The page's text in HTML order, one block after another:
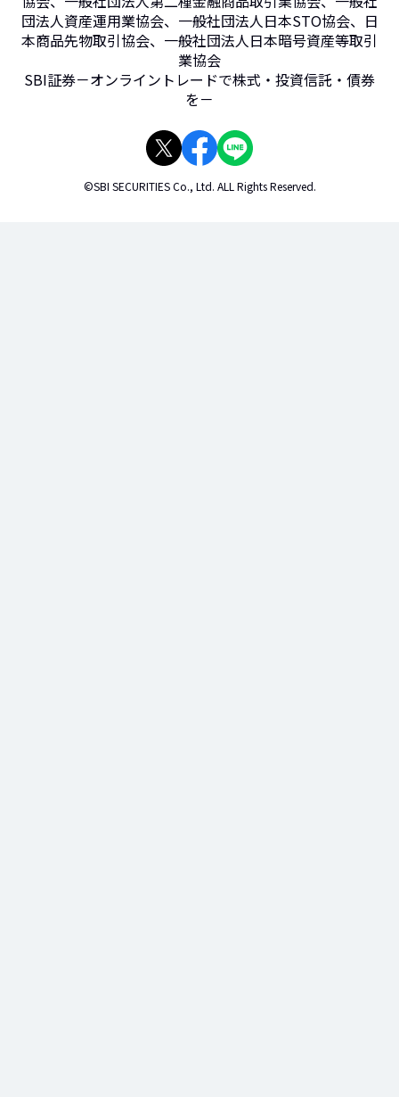
団法人資産運用業協会、一般社団法人日本STO協会、日
本商品先物取引協会、一般社団法人日本暗号資産等取引
業協会
SBI証券－オンライントレードで株式・投資信託・債券
を－
©SBI SECURITIES Co., Ltd. ALL Rights Reserved.